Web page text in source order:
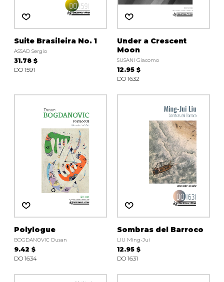
Suite Brasileira No. 1
ASSAD Sergio
31.78 $
DO 1591
Under a Crescent
Moon
SUSANI Giacomo
12.95 $
DO 1632
Polylogue
BOGDANOVIC Dusan
9.42 $
DO 1634
Sombras del Barroco
LIU Ming-Jui
12.95 $
DO 1631